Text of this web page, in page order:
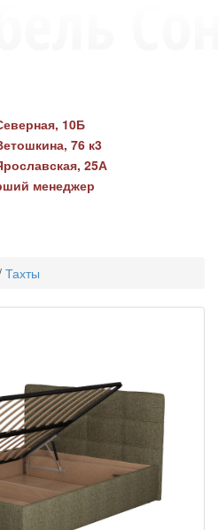
10Б
76 к3
25А
менеджер
Тахты